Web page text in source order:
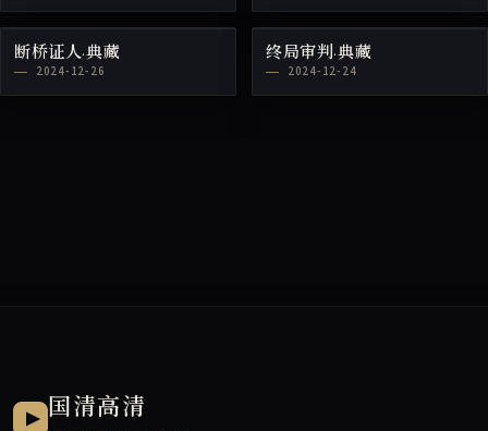
断桥证人·典藏
2024-12-26
终局审判·典藏
2024-12-24
国清高清